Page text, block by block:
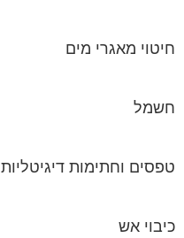
חיטוי מאגרי מים
חשמל
טפסים וחתימות דיגיטליות
כיבוי אש